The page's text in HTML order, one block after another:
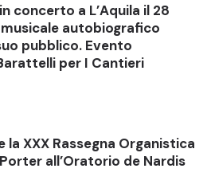
concerto a L’Aquila il 28
musicale autobiografico
pubblico. Evento
per I Cantieri
la XXX Rassegna Organistica
all’Oratorio de Nardis